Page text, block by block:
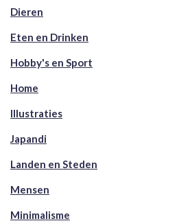
Dieren
Eten en Drinken
Hobby's en Sport
Home
Illustraties
Japandi
Landen en Steden
Mensen
Minimalisme